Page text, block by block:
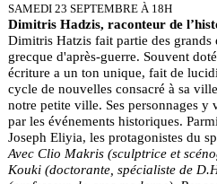
SAMEDI 23 SEPTEMBRE À 18H
Dimitris Hadzis, raconteur de
Dimitris Hatzis fait partie des grands
grecque d'après-guerre. Souvent
écriture a un ton unique, fait de
cycle de nouvelles consacré à sa
notre petite ville. Ses personnages y
par les événements historiques.
Joseph Eliyia, les protagonistes du
Avec Clio Makris (sculptrice et
Kouki (doctorante, spécialiste de